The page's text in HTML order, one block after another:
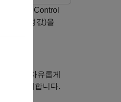
줍니다. Control
센서 측정값)을
.
없이 자유롭게
을 설계합니다.